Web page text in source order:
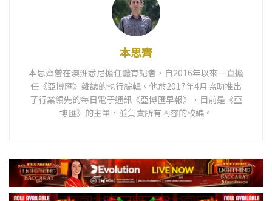
本思齊
本思齊曾在澳洲悉尼擔任體育記者，自2016年以來一直擔
任《亞博匯》雜誌的執行編輯。他於2017年4月協助推出
了行業領先的每日電子通訊《亞博匯早報》，目前是《亞
博匯》的主筆，並負責所有內容的校編。